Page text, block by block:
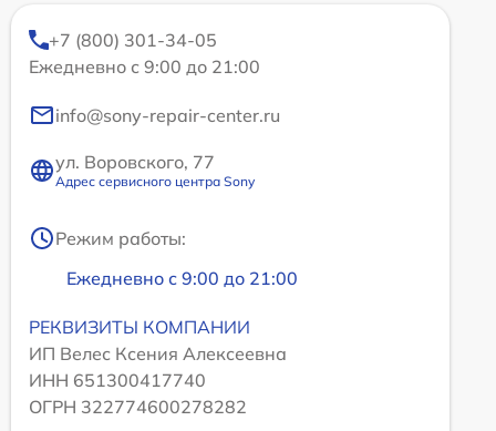
+7 (800) 301-34-05
Ежедневно с 9:00 до 21:00
info@sony-repair-center.ru
ул. Воровского, 77
Адрес сервисного центра Sony
Режим работы:
Ежедневно с 9:00 до 21:00
РЕКВИЗИТЫ КОМПАНИИ
ИП Велес Ксения Алексеевна
ИНН 651300417740
ОГРН 322774600278282